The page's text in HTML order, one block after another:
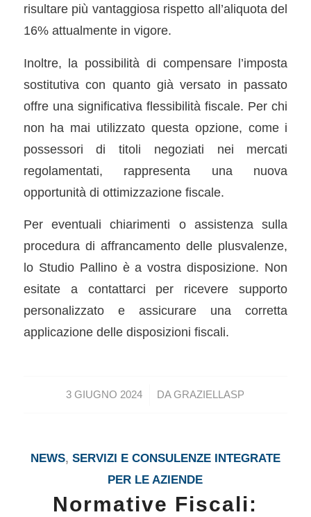
risultare più vantaggiosa rispetto all’aliquota del
16% attualmente in vigore.
Inoltre, la possibilità di compensare l’imposta
sostitutiva con quanto già versato in passato
offre una significativa flessibilità fiscale. Per chi
non ha mai utilizzato questa opzione, come i
possessori di titoli negoziati nei mercati
regolamentati, rappresenta una nuova
opportunità di ottimizzazione fiscale.
Per eventuali chiarimenti o assistenza sulla
procedura di affrancamento delle plusvalenze,
lo Studio Pallino è a vostra disposizione. Non
esitate a contattarci per ricevere supporto
personalizzato e assicurare una corretta
applicazione delle disposizioni fiscali.
3 GIUGNO 2024
/ DAGRAZIELLASP
NEWS, SERVIZI E CONSULENZE INTEGRATE
PER LE AZIENDE
Normative Fiscali: